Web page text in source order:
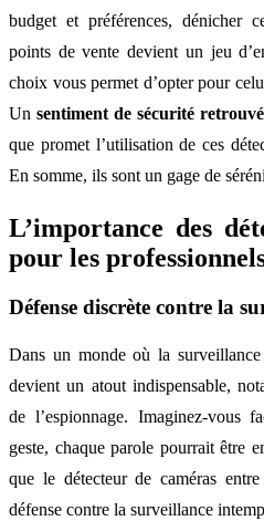
budget et préférences, dénicher
points de vente devient un jeu
choix vous permet d’opter pour
Un sentiment de sécurité retrouvé
que promet l’utilisation de ces
En somme, ils sont un gage de
L’importance des
pour les
Défense discrète contre la
Dans un monde où la
devient un atout indispensable,
de l’espionnage. Imaginez-vous
geste, chaque parole pourrait être
que le détecteur de caméras
défense contre la surveillance